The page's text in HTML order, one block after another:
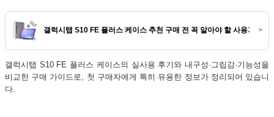
갤럭시탭 S10 FE 플러스 케이스 추천 구매 전 꼭 알아야 할 사용기 비교
>
갤럭시탭 S10 FE 플러스 케이스의 실사용 후기와 내구성·그립감·기능성을
비교한 구매 가이드로, 첫 구매자에게 특히 유용한 정보가 정리되어 있습니
다.